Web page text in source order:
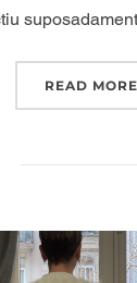
READ MORE